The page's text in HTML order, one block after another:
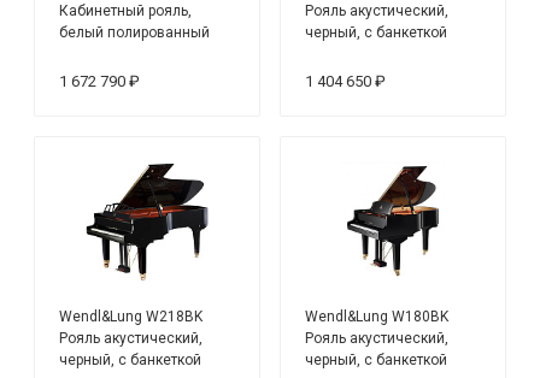
Кабинетный рояль,
белый полированный
1 672 790 ₽
Рояль акустический,
черный, с банкеткой
1 404 650 ₽
Wendl&Lung W218BK
Рояль акустический,
черный, с банкеткой
Wendl&Lung W180BK
Рояль акустический,
черный, с банкеткой